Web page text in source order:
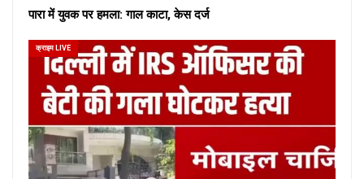
पारा में युवक पर हमला: गाल काटा, केस दर्ज
क्राइम LIVE